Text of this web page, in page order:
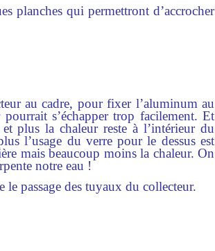
planches qui permettront d’accrocher
au cadre, pour fixer l’aluminum au
s’échapper trop facilement. Et
plus la chaleur reste à l’intérieur du
l’usage du verre pour le dessus est
mais beaucoup moins la chaleur. On
notre eau !
le passage des tuyaux du collecteur.